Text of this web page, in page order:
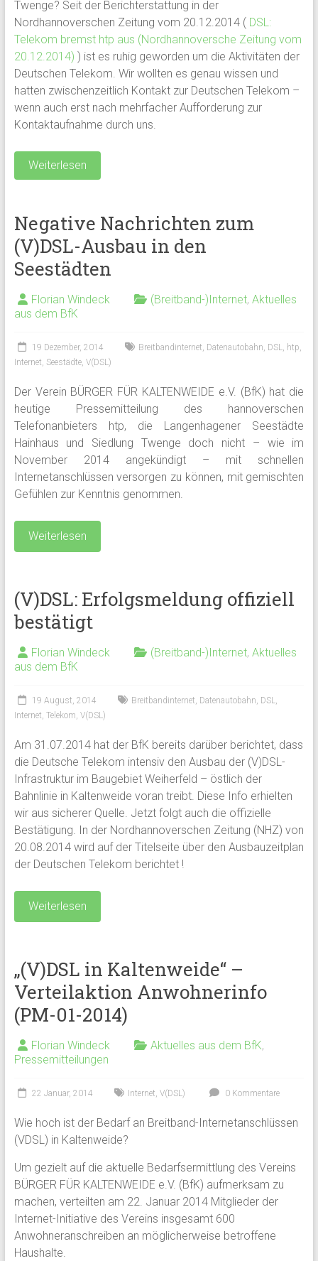
Twenge? Seit der Berichterstattung in der
Nordhannoverschen Zeitung vom 20.12.2014 ( DSL:
Telekom bremst htp aus (Nordhannoversche Zeitung vom
20.12.2014) ) ist es ruhig geworden um die Aktivitäten der
Deutschen Telekom. Wir wollten es genau wissen und
hatten zwischenzeitlich Kontakt zur Deutschen Telekom –
wenn auch erst nach mehrfacher Aufforderung zur
Kontaktaufnahme durch uns.
Weiterlesen
Negative Nachrichten zum
(V)DSL-Ausbau in den
Seestädten
Florian Windeck (Breitband-)Internet, Aktuelles
aus dem BfK
19 Dezember, 2014 Breitbandinternet, Datenautobahn, DSL, htp,
Internet, Seestädte, V(DSL)
Der Verein BÜRGER FÜR KALTENWEIDE e.V. (BfK) hat die
heutige Pressemitteilung des hannoverschen
Telefonanbieters htp, die Langenhagener Seestädte
Hainhaus und Siedlung Twenge doch nicht – wie im
November 2014 angekündigt – mit schnellen
Internetanschlüssen versorgen zu können, mit gemischten
Gefühlen zur Kenntnis genommen.
Weiterlesen
(V)DSL: Erfolgsmeldung offiziell
bestätigt
Florian Windeck (Breitband-)Internet, Aktuelles
aus dem BfK
19 August, 2014 Breitbandinternet, Datenautobahn, DSL,
Internet, Telekom, V(DSL)
Am 31.07.2014 hat der BfK bereits darüber berichtet, dass
die Deutsche Telekom intensiv den Ausbau der (V)DSL-
Infrastruktur im Baugebiet Weiherfeld – östlich der
Bahnlinie in Kaltenweide voran treibt. Diese Info erhielten
wir aus sicherer Quelle. Jetzt folgt auch die offizielle
Bestätigung. In der Nordhannoverschen Zeitung (NHZ) von
20.08.2014 wird auf der Titelseite über den Ausbauzeitplan
der Deutschen Telekom berichtet !
Weiterlesen
„(V)DSL in Kaltenweide“ –
Verteilaktion Anwohnerinfo
(PM-01-2014)
Florian Windeck Aktuelles aus dem BfK,
Pressemitteilungen
22 Januar, 2014 Internet, V(DSL) 0 Kommentare
Wie hoch ist der Bedarf an Breitband-Internetanschlüssen
(VDSL) in Kaltenweide?
Um gezielt auf die aktuelle Bedarfsermittlung des Vereins
BÜRGER FÜR KALTENWEIDE e.V. (BfK) aufmerksam zu
machen, verteilten am 22. Januar 2014 Mitglieder der
Internet-Initiative des Vereins insgesamt 600
Anwohneranschreiben an möglicherweise betroffene
Haushalte.